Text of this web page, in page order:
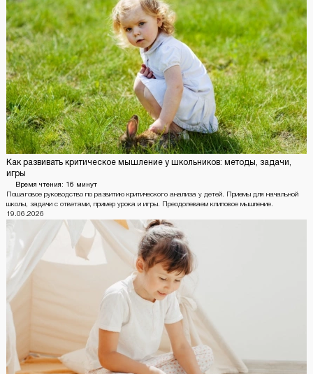
Как развивать критическое мышление у школьников: методы, задачи,
игры
Время чтения: 16 минут
Пошаговое руководство по развитию критического анализа у детей. Приемы для начальной
школы, задачи с ответами, пример урока и игры. Преодолеваем клиповое мышление.
19.06.2026